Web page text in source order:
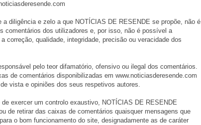
a diligência e zelo a que NOTÍCIAS DE RESENDE se propõe, não é
comentários dos utilizadores e, por isso, não é possível a
correção, qualidade, integridade, precisão ou veracidade dos
pelo teor difamatório, ofensivo ou ilegal dos comentários.
de comentários disponibilizadas em www.noticiasderesende.com
vista e opiniões dos seus respetivos autores.
exercer um controlo exaustivo, NOTÍCIAS DE RESENDE
de retirar das caixas de comentários quaisquer mensagens que
o bom funcionamento do site, designadamente as de caráter